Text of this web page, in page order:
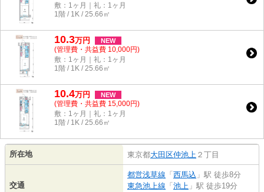
敷：1ヶ月｜礼：1ヶ月
1階 / 1K / 25.66㎡
10.3万円 NEW
(管理費・共益費 10,000円)
敷：1ヶ月｜礼：1ヶ月
1階 / 1K / 25.66㎡
10.4万円 NEW
(管理費・共益費 15,000円)
敷：1ヶ月｜礼：1ヶ月
1階 / 1K / 25.66㎡
所在地 東京都大田区仲池上 ２丁目
交通
都営浅草線 「 西馬込 」駅 徒歩8分
東急池上線 「 池上 」駅 徒歩19分